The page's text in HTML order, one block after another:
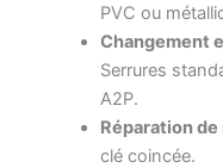
PVC ou
Changement
Serrures
A2P.
Réparation
clé coincée.